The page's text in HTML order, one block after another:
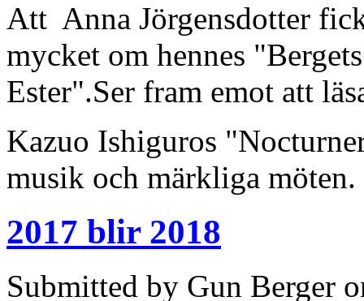
Att Anna Jörgensdotter
mycket om hennes
Ester".Ser fram emot att
Kazuo Ishiguros
musik och märkliga möten.
2017 blir 2018
Submitted by Gun Berger